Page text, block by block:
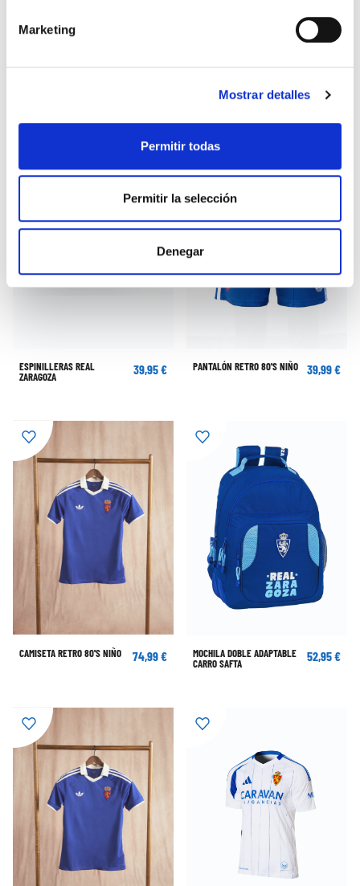
Marketing
Mostrar detalles
Permitir todas
Permitir la selección
Denegar
CAMISETA AWAY AVISPA 25-26 55,99 €
CAMISETA AWAY TOMATE
48,99 €
ESPINILLERAS REAL
ZARAGOZA
39,95 € PANTALÓN RETRO 80'S NIÑO 39,99 €
CAMISETA RETRO 80'S NIÑO 74,99 €
MOCHILA DOBLE ADAPTABLE
CARRO SAFTA
52,95 €